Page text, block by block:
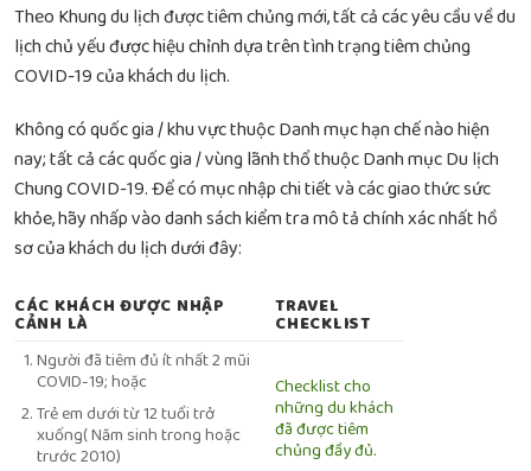
Theo Khung du lịch được tiêm chủng mới, tất cả các yêu cầu về du
lịch chủ yếu được hiệu chỉnh dựa trên tình trạng tiêm chủng
COVID-19 của khách du lịch.
Không có quốc gia / khu vực thuộc Danh mục hạn chế nào hiện
nay; tất cả các quốc gia / vùng lãnh thổ thuộc Danh mục Du lịch
Chung COVID-19. Để có mục nhập chi tiết và các giao thức sức
khỏe, hãy nhấp vào danh sách kiểm tra mô tả chính xác nhất hồ
sơ của khách du lịch dưới đây:
CÁC KHÁCH ĐƯỢC NHẬP
CẢNH LÀ
TRAVEL
CHECKLIST
Người đã tiêm đủ ít nhất 2 mũi
COVID-19; hoặc
Trẻ em dưới từ 12 tuổi trở
xuống( Năm sinh trong hoặc
trước 2010)
Checklist cho
những du khách
đã được tiêm
chủng đầy đủ.